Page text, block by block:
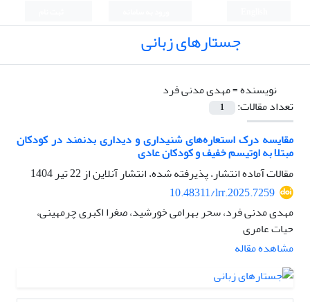
جستارهای زبانی
نویسنده =مهدی مدنی فرد
تعداد مقالات:
1
مقایسه درک استعاره‌های شنیداری و دیداری بدنمند در کودکان
مبتلا به اوتیسم خفیف و کودکان عادی
مقالات آماده انتشار، پذیرفته شده، انتشار آنلاین از22 تیر 1404
10.48311/lrr.2025.7259
مهدی مدنی فرد، سحر بهرامی خورشید، صغرا اکبری چرمهینی،
حیات عامری
مشاهده مقاله